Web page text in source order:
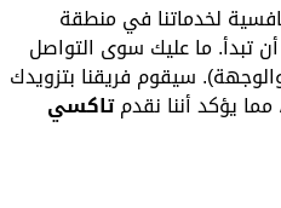
لخدماتنا في منطقة
تبدأ. ما عليك سوى التواصل
(نقطة الانطلاق والوجهة). سيقوم فريقنا بتزويدك
يؤكد أننا نقدمتاكسي